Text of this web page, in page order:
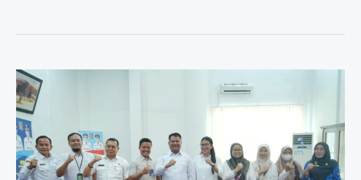
CUACA
EKSTREM
DAMPAK
SIKLON
TROPIS
SENYAR